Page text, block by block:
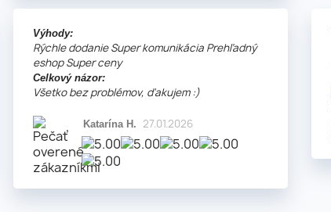
Výhody:
Rýchle dodanie Super komunikácia Prehľadný
eshop Super ceny
Celkový názor:
Všetko bez problémov, ďakujem :)
Katarína H. 27.01.2026